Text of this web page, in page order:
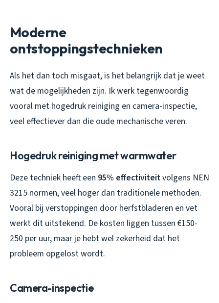
Moderne
ontstoppingstechnieken
Als het dan toch misgaat, is het belangrijk dat je weet
wat de mogelijkheden zijn. Ik werk tegenwoordig
vooral met hogedruk reiniging en camera-inspectie,
veel effectiever dan die oude mechanische veren.
Hogedruk reiniging met warmwater
Deze techniek heeft een 95% effectiviteitvolgens NEN
3215 normen, veel hoger dan traditionele methoden.
Vooral bij verstoppingen door herfstbladeren en vet
werkt dit uitstekend. De kosten liggen tussen €150-
250 per uur, maar je hebt wel zekerheid dat het
probleem opgelost wordt.
Camera-inspectie